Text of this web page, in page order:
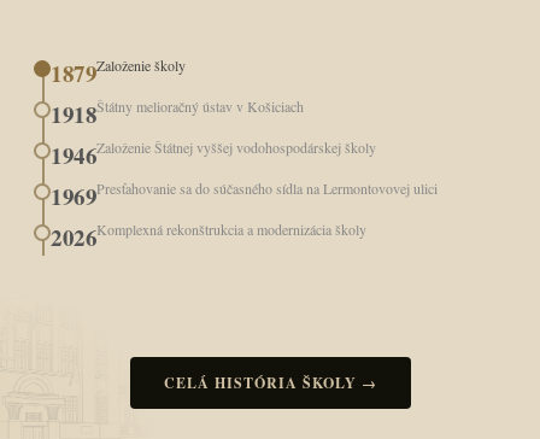
1879Založenie školy
1918Štátny melioračný ústav v Košiciach
1946Založenie Štátnej vyššej vodohospodárskej školy
1969Presťahovanie sa do súčasného sídla na Lermontovovej ulici
2026Komplexná rekonštrukcia a modernizácia školy
CELÁ HISTÓRIA ŠKOLY →